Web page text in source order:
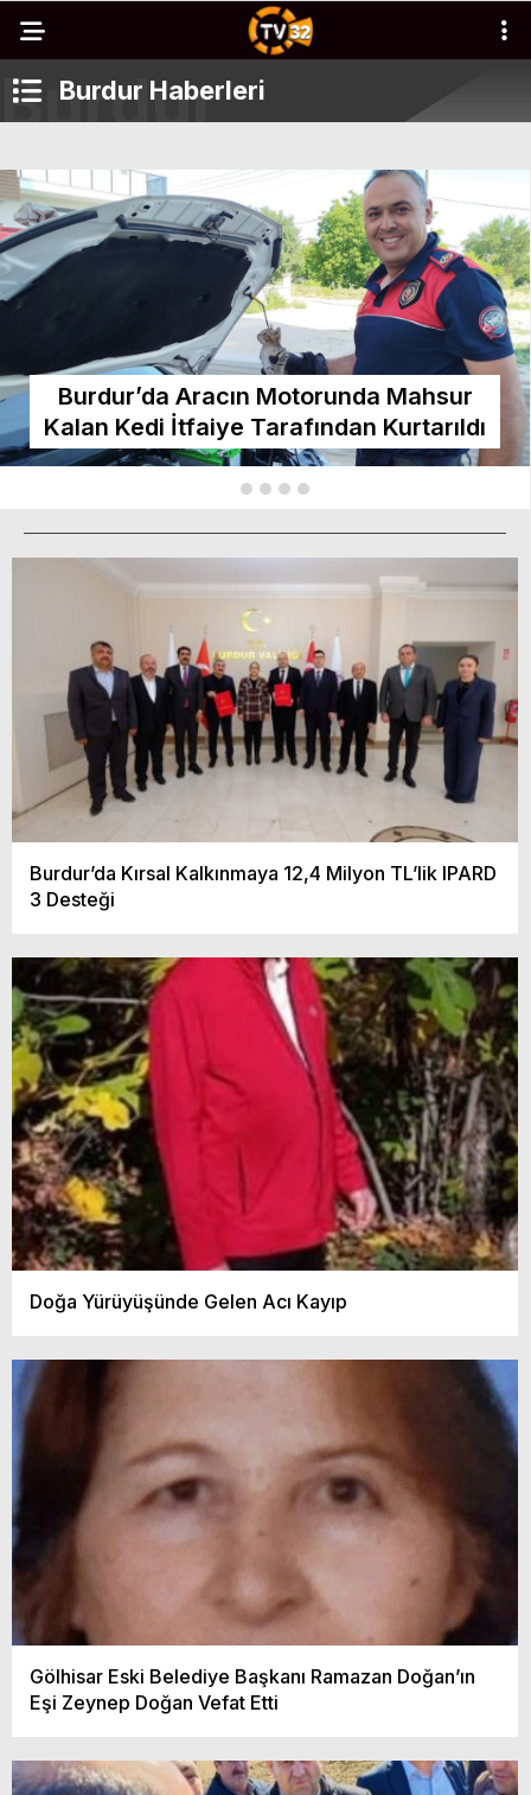
Burdur Haberleri
Burdur’da Aracın Motorunda Mahsur
Kalan Kedi İtfaiye Tarafından Kurtarıldı
Burdur’da Kırsal Kalkınmaya 12,4 Milyon TL’lik IPARD
3 Desteği
Doğa Yürüyüşünde Gelen Acı Kayıp
Gölhisar Eski Belediye Başkanı Ramazan Doğan’ın
Eşi Zeynep Doğan Vefat Etti